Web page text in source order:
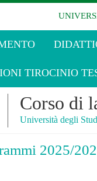
TIROCINIO
Corso di
Università degli
2025/